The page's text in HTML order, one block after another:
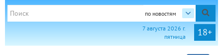
по новостям
18+
7 августа 2026 г.
пятница